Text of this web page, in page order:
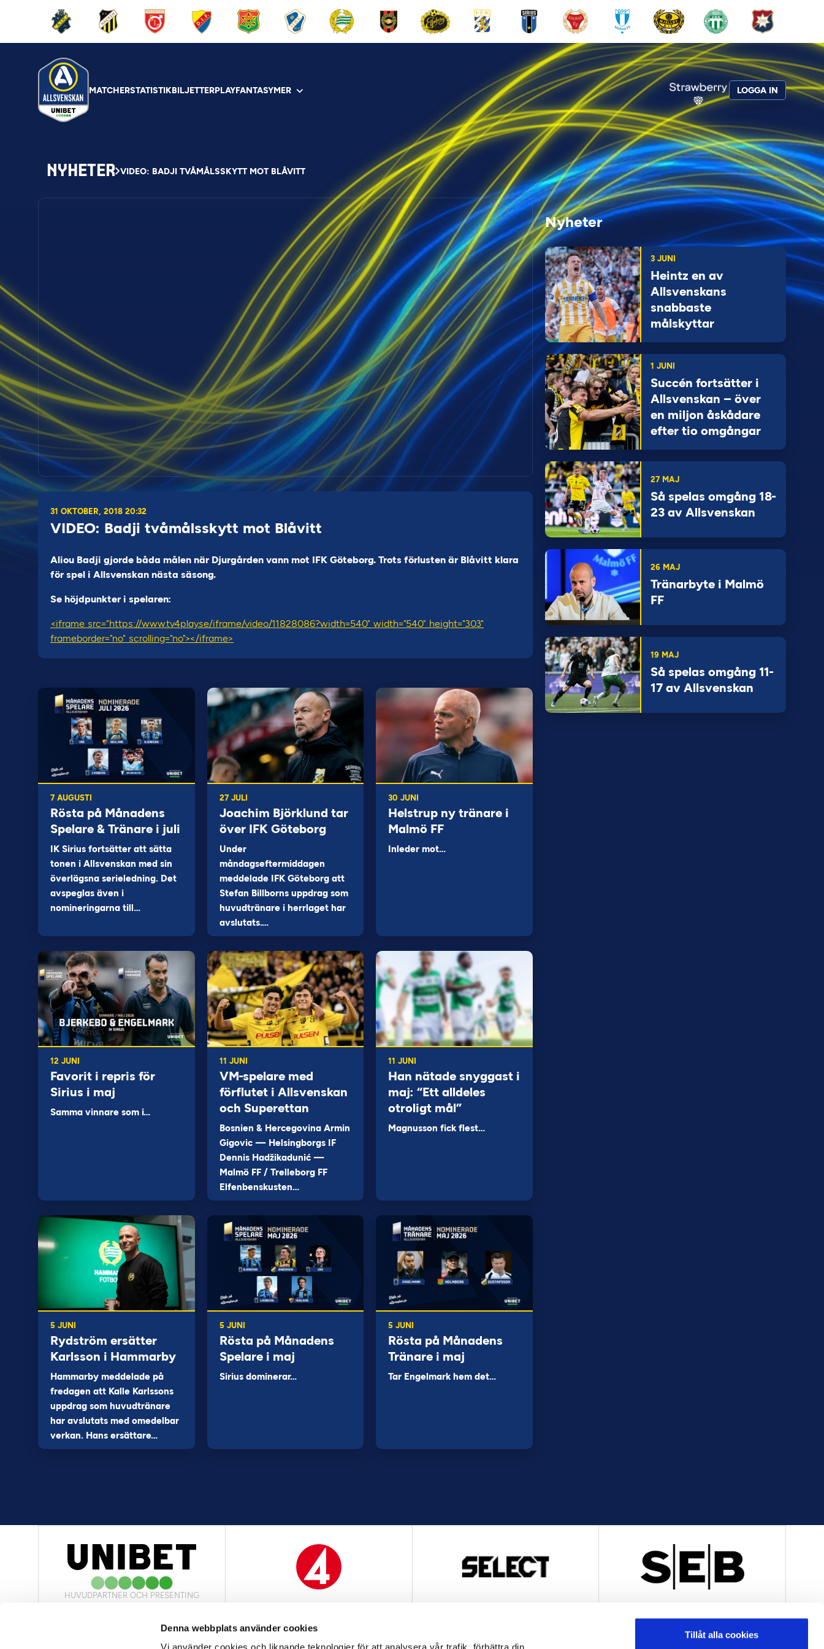
Denna webbplats använder cookies
Tillåt alla cookies
MATCHERSTATISTIKBILJETTERPLAYFANTASYMER LOGGA IN
NYHETER VIDEO: BADJI TVÅMÅLSSKYTT MOT BLÅVITT
31 OKTOBER, 2018 20:32
VIDEO: Badji tvåmålsskytt mot Blåvitt
Aliou Badji gjorde båda målen när Djurgården vann mot IFK Göteborg. Trots förlusten är Blåvitt klara
för spel i Allsvenskan nästa säsong.
Se höjdpunkter i spelaren:
<iframe src="https://www.tv4play.se/iframe/video/11828086?width=540" width="540" height="303"
frameborder="no" scrolling="no"></iframe>
7 AUGUSTI
Rösta på Månadens
Spelare & Tränare i juli
IK Sirius fortsätter att sätta
tonen i Allsvenskan med sin
överlägsna serieledning. Det
avspeglas även i
nomineringarna till…
27 JULI
Joachim Björklund tar
över IFK Göteborg
Under
måndagseftermiddagen
meddelade IFK Göteborg att
Stefan Billborns uppdrag som
huvudtränare i herrlaget har
avslutats.…
30 JUNI
Helstrup ny tränare i
Malmö FF
Inleder mot…
12 JUNI
Favorit i repris för
Sirius i maj
Samma vinnare som i…
11 JUNI
VM-spelare med
förflutet i Allsvenskan
och Superettan
Bosnien & Hercegovina Armin
Gigovic — Helsingborgs IF
Dennis Hadžikadunić —
Malmö FF / Trelleborg FF
Elfenbenskusten…
11 JUNI
Han nätade snyggast i
maj: “Ett alldeles
otroligt mål”
Magnusson fick flest…
5 JUNI
Rydström ersätter
Karlsson i Hammarby
Hammarby meddelade på
fredagen att Kalle Karlssons
uppdrag som huvudtränare
har avslutats med omedelbar
verkan. Hans ersättare…
5 JUNI
Rösta på Månadens
Spelare i maj
Sirius dominerar…
5 JUNI
Rösta på Månadens
Tränare i maj
Tar Engelmark hem det…
Nyheter
3 JUNI
Heintz en av
Allsvenskans
snabbaste
målskyttar
1 JUNI
Succén fortsätter i
Allsvenskan – över
en miljon åskådare
efter tio omgångar
27 MAJ
Så spelas omgång 18-
23 av Allsvenskan
26 MAJ
Tränarbyte i Malmö
FF
19 MAJ
Så spelas omgång 11-
17 av Allsvenskan
HUVUDPARTNER OCH PRESENTING